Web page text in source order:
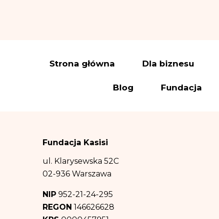
Dane osobowe
(polegający na
ww. celów – co
Odbiorcą
informacji na
prawa. Dane
Dane osobowe
informacji na
Strona główna Dla biznesu
Blog Fundacja
Fundacja Kasisi
ul. Klarysewska 52C
02-936 Warszawa
NIP 952-21-24-295
REGON 146626628